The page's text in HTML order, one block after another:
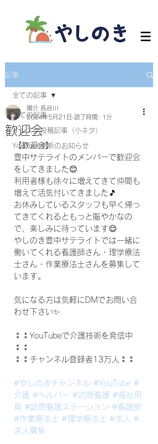
記事
全ての記事
インスタ投稿記事（小ネタ）
YouTube更新のお知らせ
全ての記事
歓迎会
陽介 長谷川
2024年5月21日 読了時間: 1分
【歓迎会】
豊中サテライトのメンバーで歓迎会
をしてきました😊
利用者様も徐々に増えてきて仲間も
増えて活気付いてきました🎵
お休みしているスタッフも早く帰っ
てきてくれるともっと賑やかなの
で、楽しみに待っています😌
やしのき豊中サテライトでは一緒に
働いてくれる看護師さん・理学療法
士さん・作業療法士さんを募集して
います。
気になる方は気軽にDMでお問い合
わせ下さい✨
⁑⁑YouTubeで介護技術を発信中
⁑⁑
⁑⁑チャンネル登録者13万人⁑⁑
#やしのきチャンネル #YouTube #
介護 #ヘルパー #訪問看護 #福祉用
具 #訪問看護ステーション #看護師
#作業療法士 #理学療法士 #求人
#
求人募集